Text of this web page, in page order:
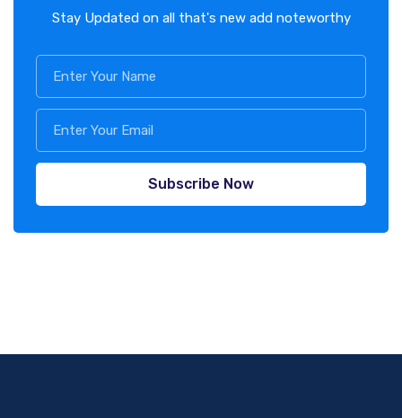
Stay Updated on all that's new add noteworthy
Subscribe Now